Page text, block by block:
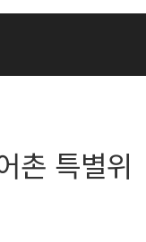
촌 특별위